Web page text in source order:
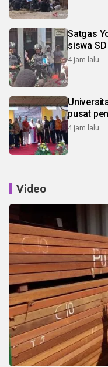
Satgas
siswa
4 jam lalu
pusat
4 jam lalu
Video